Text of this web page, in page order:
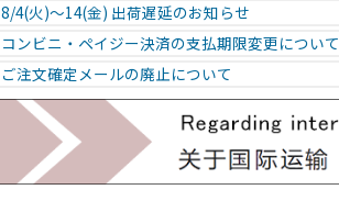
8/4(火)～14(金) 出荷遅延のお知らせ
コンビニ・ペイジー決済の支払期限変更について
ご注文確定メールの廃止について